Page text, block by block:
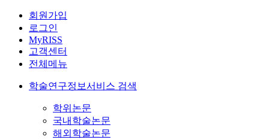
회원가입
로그인
MyRISS
고객센터
전체메뉴
학술연구정보서비스 검색
학위논문
국내학술논문
해외학술논문